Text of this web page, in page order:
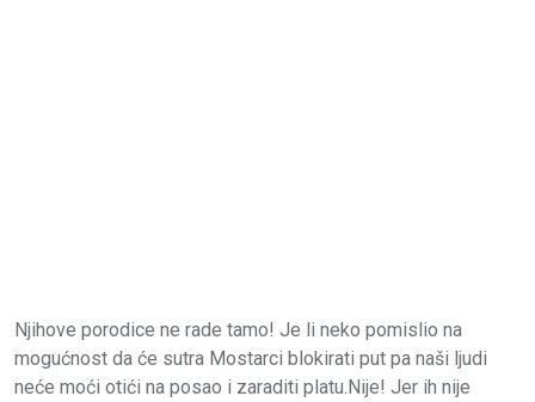
Njihove porodice ne rade tamo! Je li neko pomislio na
mogućnost da će sutra Mostarci blokirati put pa naši ljudi
neće moći otići na posao i zaraditi platu.Nije! Jer ih nije